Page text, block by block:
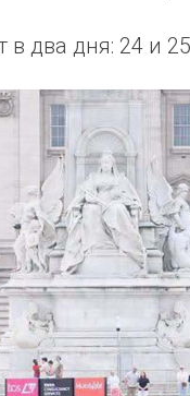
два дня: 24 и